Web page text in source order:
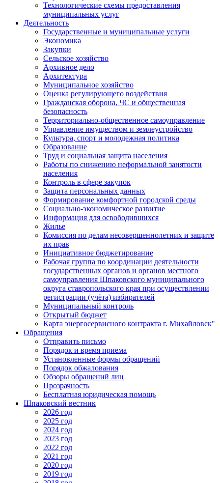
Технологические схемы предоставления
муниципальных услуг
Деятельность
Государственные и муниципальные услуги
Экономика
Закупки
Сельское хозяйство
Архивное дело
Архитектура
Муниципальное хозяйство
Оценка регулирующего воздействия
Гражданская оборона, ЧС и общественная
безопасность
Территориально-общественное самоуправление
Управление имуществом и землеустройство
Культура, спорт и молодежная политика
Образование
Труд и социальная защита населения
Работы по снижению неформальной занятости
населения
Контроль в сфере закупок
Защита персональных данных
Формирование комфортной городской среды
Социально-экономическое развитие
Информация для освободившихся
Жилье
Комиссия по делам несовершеннолетних и защите
их прав
Инициативное бюджетирование
Рабочая группа по координации деятельности
государственных органов и органов местного
самоуправления Шпаковского муниципального
округа ставропольского края при осуществлении
регистрации (учёта) избирателей
Муниципальный контроль
Открытый бюджет
Карта энергосервисного контракта г. Михайловск"
Обращения
Отправить письмо
Порядок и время приема
Установленные формы обращений
Порядок обжалования
Обзоры обращений лиц
Прозрачность
Бесплатная юридическая помощь
Шпаковский вестник
2026 год
2025 год
2024 год
2023 год
2022 год
2021 год
2020 год
2019 год